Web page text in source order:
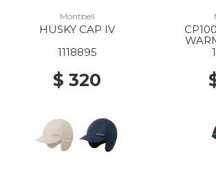
Montbell
HUSKY CAP IV
1118895
$ 320